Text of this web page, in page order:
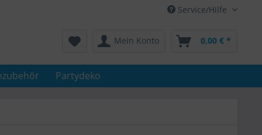
Service/Hilfe
Mein Konto 0,00 € *
Partydeko